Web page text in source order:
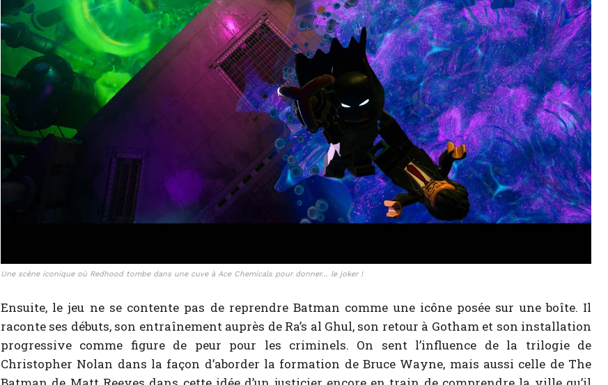
Une scène iconique où Redhood tombe dans une cuve à Ace Chemicals pour donner… le joker !
Ensuite, le jeu ne se contente pas de reprendre Batman comme une icône posée sur une boîte. Il
raconte ses débuts, son entraînement auprès de Ra’s al Ghul, son retour à Gotham et son installation
progressive comme figure de peur pour les criminels. On sent l’influence de la trilogie de
Christopher Nolan dans la façon d’aborder la formation de Bruce Wayne, mais aussi celle de The